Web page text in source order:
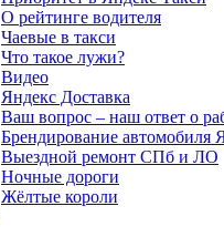
О рейтинге водителя
Чаевые в такси
Что такое лужи?
Видео
Яндекс Доставка
Ваш вопрос – наш ответ о
Брендирование автомобиля
Выездной ремонт СПб и ЛО
Ночные дороги
Жёлтые короли